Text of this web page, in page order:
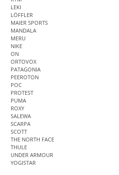
LEKI
LÖFFLER
MAIER SPORTS
MANDALA
MERU
NIKE
ON
ORTOVOX
PATAGONIA
PEEROTON
POC
PROTEST
PUMA
ROXY
SALEWA
SCARPA
SCOTT
THE NORTH FACE
THULE
UNDER ARMOUR
YOGISTAR